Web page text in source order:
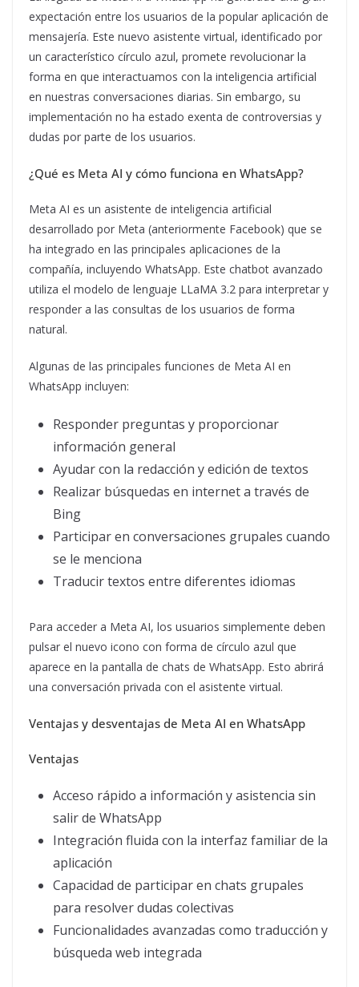
expectación entre los usuarios de la popular aplicación de
mensajería. Este nuevo asistente virtual, identificado por
un característico círculo azul, promete revolucionar la
forma en que interactuamos con la inteligencia artificial
en nuestras conversaciones diarias. Sin embargo, su
implementación no ha estado exenta de controversias y
dudas por parte de los usuarios.
¿Qué es Meta AI y cómo funciona en WhatsApp?
Meta AI es un asistente de inteligencia artificial
desarrollado por Meta (anteriormente Facebook) que se
ha integrado en las principales aplicaciones de la
compañía, incluyendo WhatsApp. Este chatbot avanzado
utiliza el modelo de lenguaje LLaMA 3.2 para interpretar y
responder a las consultas de los usuarios de forma
natural.
Algunas de las principales funciones de Meta AI en
WhatsApp incluyen:
Responder preguntas y proporcionar
información general
Ayudar con la redacción y edición de textos
Realizar búsquedas en internet a través de
Bing
Participar en conversaciones grupales cuando
se le menciona
Traducir textos entre diferentes idiomas
Para acceder a Meta AI, los usuarios simplemente deben
pulsar el nuevo icono con forma de círculo azul que
aparece en la pantalla de chats de WhatsApp. Esto abrirá
una conversación privada con el asistente virtual.
Ventajas y desventajas de Meta AI en WhatsApp
Ventajas
Acceso rápido a información y asistencia sin
salir de WhatsApp
Integración fluida con la interfaz familiar de la
aplicación
Capacidad de participar en chats grupales
para resolver dudas colectivas
Funcionalidades avanzadas como traducción y
búsqueda web integrada